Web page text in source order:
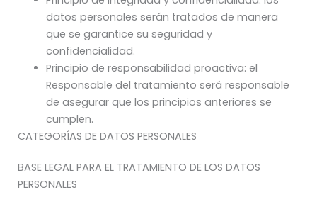
datos personales serán tratados de manera
que se garantice su seguridad y
confidencialidad.
Principio de responsabilidad proactiva: el
Responsable del tratamiento será responsable
de asegurar que los principios anteriores se
cumplen.
CATEGORÍAS DE DATOS PERSONALES
BASE LEGAL PARA EL TRATAMIENTO DE LOS DATOS
PERSONALES